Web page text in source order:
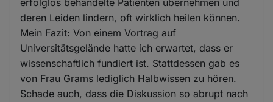
erfolglos behandelte Patienten übernehmen und
deren Leiden lindern, oft wirklich heilen können.
Mein Fazit: Von einem Vortrag auf
Universitätsgelände hatte ich erwartet, dass er
wissenschaftlich fundiert ist. Stattdessen gab es
von Frau Grams lediglich Halbwissen zu hören.
Schade auch, dass die Diskussion so abrupt nach